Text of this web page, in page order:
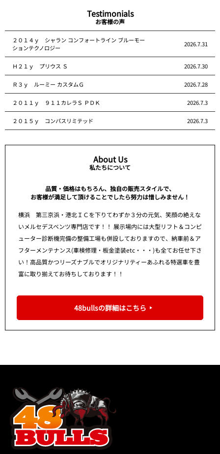
Testimonials
お客様の声
２０１４ｙ シャラン コンフォートライン ブルーモー
ションテクノロジー
2026.7.31
Ｈ２１ｙ プリウス Ｓ 2026.7.30
Ｒ３ｙ ルーミー カスタムＧ 2026.7.28
２０１１ｙ ９１１カレラＳ ＰＤＫ 2026.7.3
２０１５ｙ コンパスリミテッド 2026.7.3
About Us
私たちについて
品質・価格はもちろん、独自の販売スタイルで、
お客様が満足して頂けることでしたら努力は惜しみません！
横浜 第三京浜・港北ＩＣを下りてわずか３分の元気、笑顔の絶えな
いメルセデスベンツ専門店です！！ 展示場内には大型リフト＆コンピ
ューター診断機完備の整備工場も併設しておりますので、納車前＆ア
フターメンテナンス(車検修理・板金塗装etc・・・)も全てお任せ下さ
い！高品質かつリーズナブルでオリジナリティーあふれる特選車を豊
富に取り揃えてお待ちしております！！
48bullsの詳細はこちら